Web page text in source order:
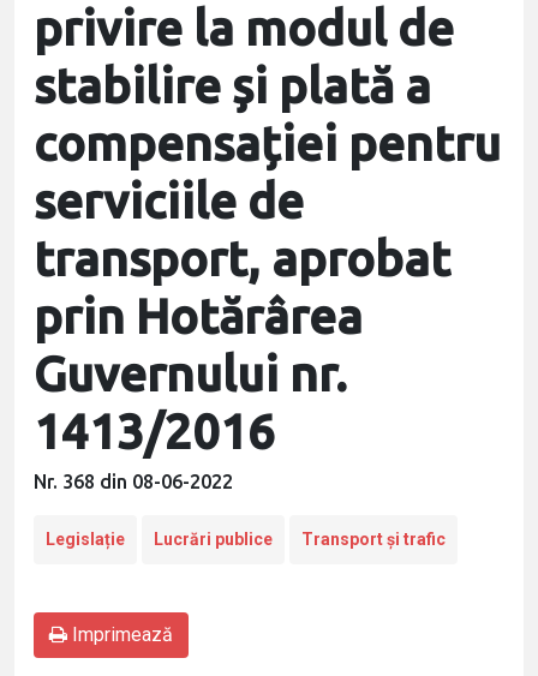
privire la modul de
stabilire și plată a
compensației pentru
serviciile de
transport, aprobat
prin Hotărârea
Guvernului nr.
1413/2016
Nr. 368 din 08-06-2022
Legislație Lucrări publice Transport și trafic
Imprimează